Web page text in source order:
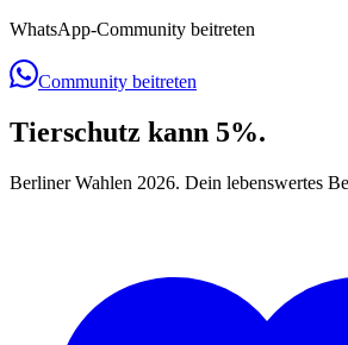
WhatsApp-Community beitreten
Community beitreten
Tierschutz kann 5%.
Berliner Wahlen 2026. Dein lebenswertes